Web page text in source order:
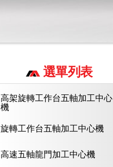
選單列表
高架旋轉工作台五軸加工中心
機
旋轉工作台五軸加工中心機
高速五軸龍門加工中心機